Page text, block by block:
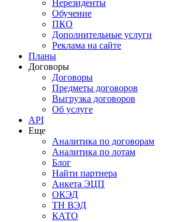
Нерезиденты
Обучение
ПКО
Дополнительные услуги
Реклама на сайте
Планы
Договоры
Договоры
Предметы договоров
Выгрузка договоров
Об услуге
API
Еще
Аналитика по договорам
Аналитика по лотам
Блог
Найти партнера
Анкета ЭЦП
ОКЭД
ТН ВЭД
КАТО